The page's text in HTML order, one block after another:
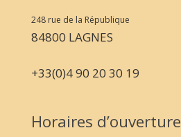
248 rue de la République
84800 LAGNES
+33(0)4 90 20 30 19
Horaires d’ouverture